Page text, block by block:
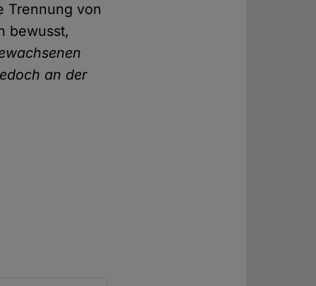
Trennung von
bewusst,
an der